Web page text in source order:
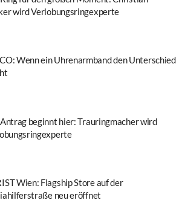
wird Verlobungsringexperte
Wenn ein Uhrenarmband den Unterschied
beginnt hier: Trauringmacher wird
Wien: Flagship Store auf der
neu eröffnet